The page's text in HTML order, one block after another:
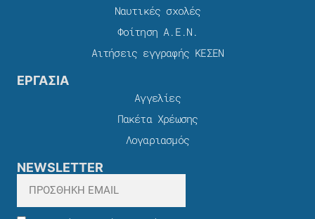
Ναυτικές σχολές
Φοίτηση Α.Ε.Ν.
Αιτήσεις εγγραφής ΚΕΣΕΝ
ΕΡΓΑΣΙΑ
Αγγελίες
Πακέτα Χρέωσης​
Λογαριασμός
NEWSLETTER